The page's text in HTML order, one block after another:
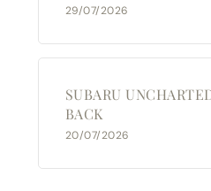
29/07/2026
SUBARU
BACK
20/07/2026